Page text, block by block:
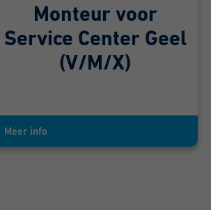
Monteur voor
Service Center Geel
(V/M/X)
Meer info